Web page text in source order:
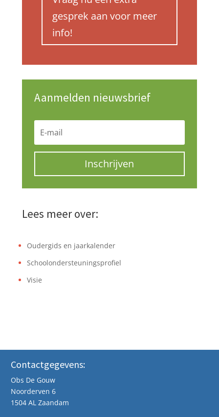
gesprek aan voor meer
info!
Aanmelden nieuwsbrief
Inschrijven
Lees meer over:
Oudergids en jaarkalender
Schoolondersteuningsprofiel
Visie
Contactgegevens:
Obs De Gouw
Noorderven 6
1504 AL Zaandam